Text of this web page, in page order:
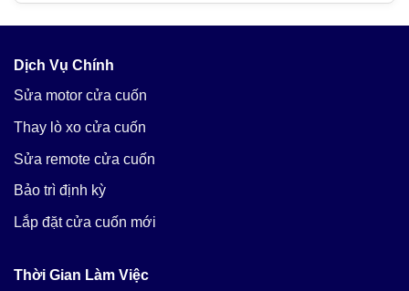
Dịch Vụ Chính
Sửa motor cửa cuốn
Thay lò xo cửa cuốn
Sửa remote cửa cuốn
Bảo trì định kỳ
Lắp đặt cửa cuốn mới
Thời Gian Làm Việc